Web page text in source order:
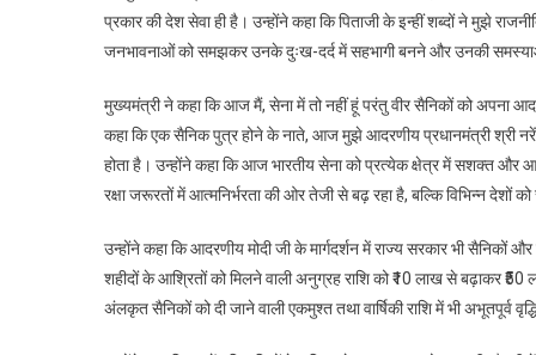
प्रकार की देश सेवा ही है। उन्होंने कहा कि पिताजी के इन्हीं शब्दों ने मुझे
जनभावनाओं को समझकर उनके दुःख-दर्द में सहभागी बनने और उनकी
मुख्यमंत्री ने कहा कि आज मैं, सेना में तो नहीं हूं परंतु वीर सैनिकों को अपना
कहा कि एक सैनिक पुत्र होने के नाते, आज मुझे आदरणीय प्रधानमंत्री श्री
होता है। उन्होंने कहा कि आज भारतीय सेना को प्रत्येक क्षेत्र में सशक्त और
रक्षा जरूरतों में आत्मनिर्भरता की ओर तेजी से बढ़ रहा है, बल्कि विभिन्न देशों को
उन्होंने कहा कि आदरणीय मोदी जी के मार्गदर्शन में राज्य सरकार भी सैनिकों
शहीदों के आश्रितों को मिलने वाली अनुग्रह राशि को ₹10 लाख से बढ़ाकर
अंलकृत सैनिकों को दी जाने वाली एकमुश्त तथा वार्षिकी राशि में भी अभूतपूर्व